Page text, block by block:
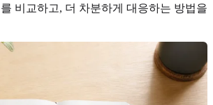
비교하고, 더 차분하게 대응하는 방법을